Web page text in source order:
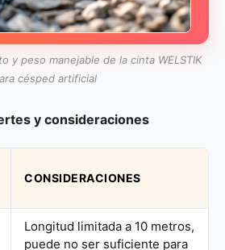
y peso manejable de la cinta WELSTIK
césped artificial
y consideraciones
CONSIDERACIONES
Longitud limitada a 10 metros,
puede no ser suficiente para